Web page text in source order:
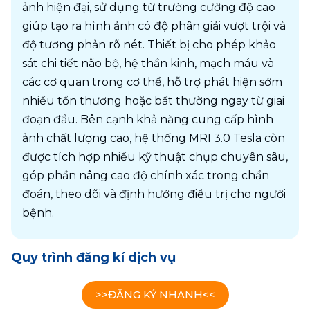
ảnh hiện đại, sử dụng từ trường cường độ cao
giúp tạo ra hình ảnh có độ phân giải vượt trội và
độ tương phản rõ nét. Thiết bị cho phép khảo
sát chi tiết não bộ, hệ thần kinh, mạch máu và
các cơ quan trong cơ thể, hỗ trợ phát hiện sớm
nhiều tổn thương hoặc bất thường ngay từ giai
đoạn đầu. Bên cạnh khả năng cung cấp hình
ảnh chất lượng cao, hệ thống MRI 3.0 Tesla còn
được tích hợp nhiều kỹ thuật chụp chuyên sâu,
góp phần nâng cao độ chính xác trong chẩn
đoán, theo dõi và định hướng điều trị cho người
bệnh.
Quy trình đăng kí dịch vụ
>>ĐĂNG KÝ NHANH<<